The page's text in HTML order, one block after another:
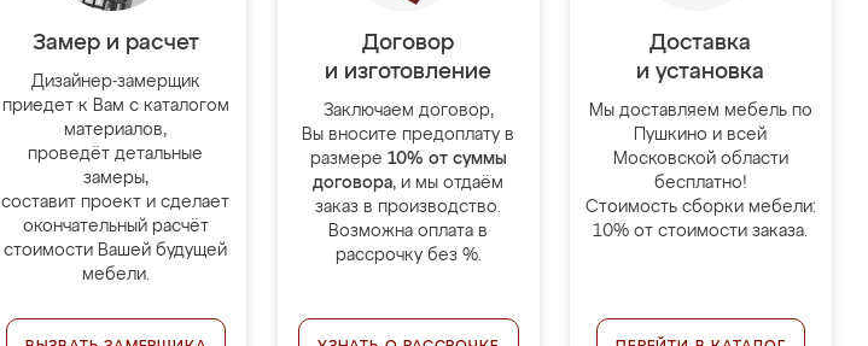
Замер и расчет
Дизайнер-замерщик
приедет к Вам с каталогом
материалов,
проведёт детальные
замеры,
составит проект и сделает
окончательный расчёт
стоимости Вашей будущей
мебели.
Договор
и изготовление
Заключаем договор,
Вы вносите предоплату в
размере 10% от суммы
договора, и мы отдаём
заказ в производство.
Возможна оплата в
рассрочку без %.
Доставка
и установка
Мы доставляем мебель по
Пушкино и всей
Московской области
бесплатно!
Стоимость сборки мебели:
10% от стоимости заказа.